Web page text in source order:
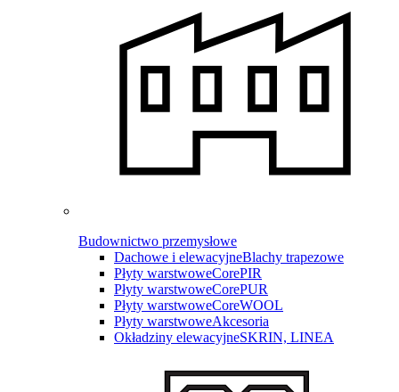
Budownictwo przemysłowe
Dachowe i elewacyjneBlachy trapezowe
Płyty warstwoweCorePIR
Płyty warstwoweCorePUR
Płyty warstwoweCoreWOOL
Płyty warstwoweAkcesoria
Okładziny elewacyjneSKRIN, LINEA